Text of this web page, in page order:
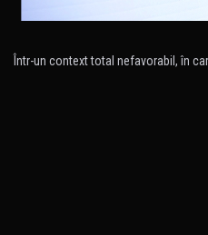
Într-un context total nefavorabil, în